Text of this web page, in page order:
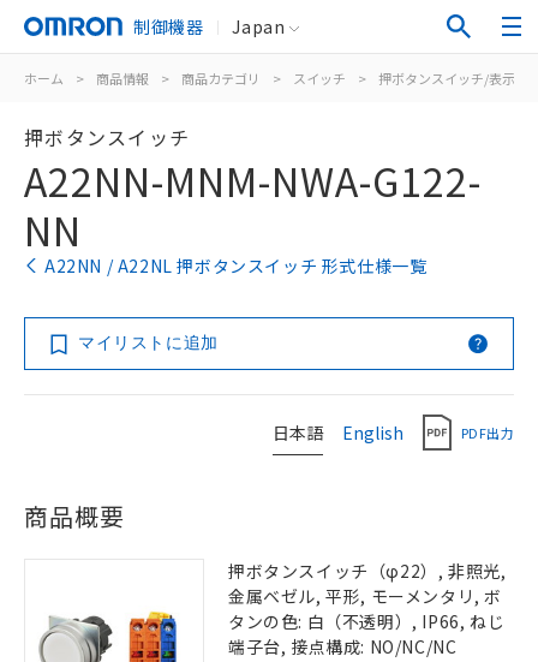
制御機器 Japan
ホーム > 商品情報 > 商品カテゴリ > スイッチ > 押ボタンスイッチ/表示灯
押ボタンスイッチ
A22NN-MNM-NWA-G122-
NN
A22NN / A22NL 押ボタンスイッチ 形式仕様一覧
マイリストに追加
日本語 English PDF出力
商品概要
押ボタンスイッチ（φ22）, 非照光,
金属ベゼル, 平形, モーメンタリ, ボ
タンの色: 白（不透明）, IP66, ねじ
端子台, 接点構成: NO/NC/NC